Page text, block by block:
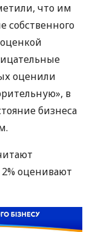
что им
собственного
оценили
в
бизнеса
оценивают